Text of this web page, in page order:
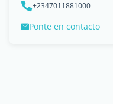
+2347011881000
Ponte en contacto